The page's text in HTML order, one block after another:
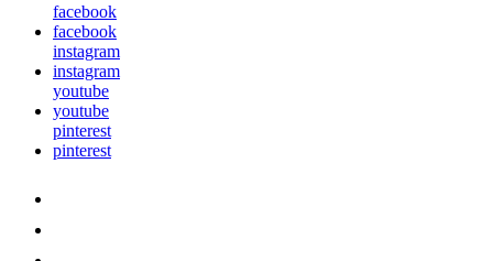
facebook
facebook
instagram
instagram
youtube
youtube
pinterest
pinterest